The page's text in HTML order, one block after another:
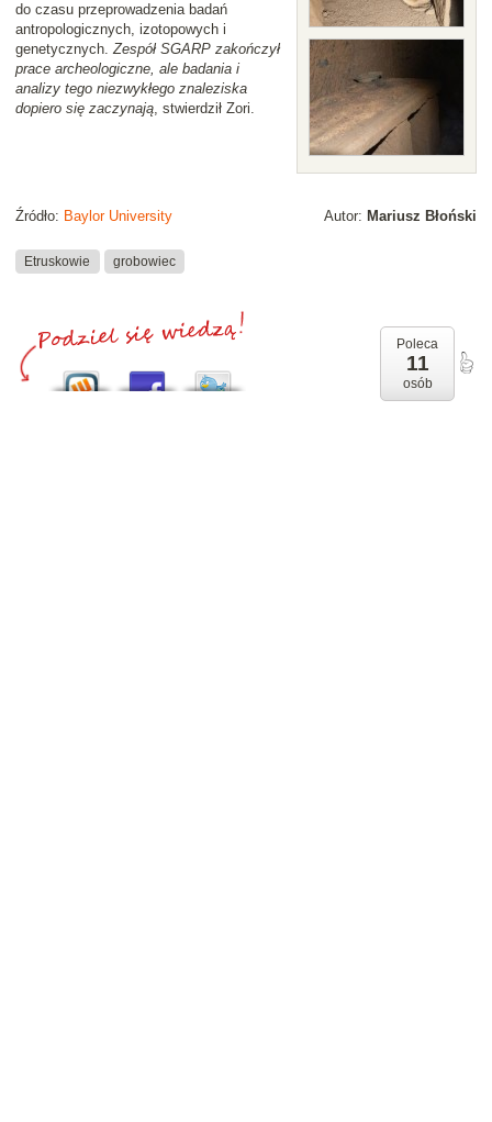
do czasu przeprowadzenia badań
antropologicznych, izotopowych i
genetycznych.Zespół SGARP zakończył
prace archeologiczne, ale badania i
analizy tego niezwykłego znaleziska
dopiero się zaczynają, stwierdził Zori.
Autor: Mariusz Błoński
Źródło: Baylor University
Etruskowie grobowiec
Poleca
11
osób